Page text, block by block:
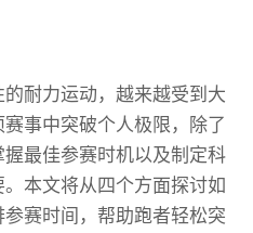
耐力运动，越来越受到大
事中突破个人极限，除了
最佳参赛时机以及制定科
本文将从四个方面探讨如
赛时间，帮助跑者轻松突